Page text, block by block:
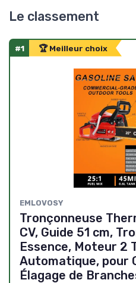
Le classement
#1 🏆 Meilleur choix
EMLOVOSY
Tronçonneuse
CV, Guide 51 cm,
Essence, Moteur 2
Automatique, pour
Élagage de